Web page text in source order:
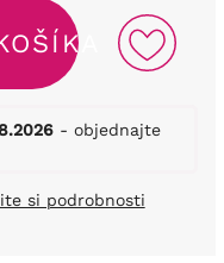
- objednajte
si podrobnosti